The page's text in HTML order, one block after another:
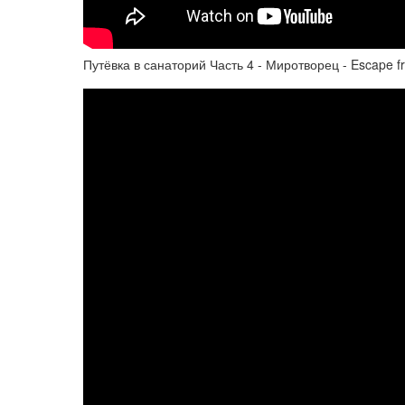
Путёвка в санаторий Часть 4 - Миротворец - Escape